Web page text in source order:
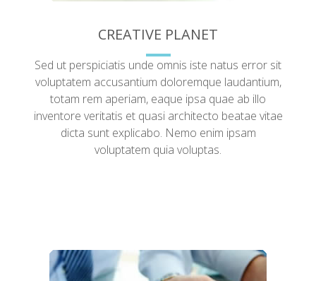
CREATIVE PLANET
Sed ut perspiciatis unde omnis iste natus error sit
voluptatem accusantium doloremque laudantium,
totam rem aperiam, eaque ipsa quae ab illo
inventore veritatis et quasi architecto beatae vitae
dicta sunt explicabo. Nemo enim ipsam
voluptatem quia voluptas.